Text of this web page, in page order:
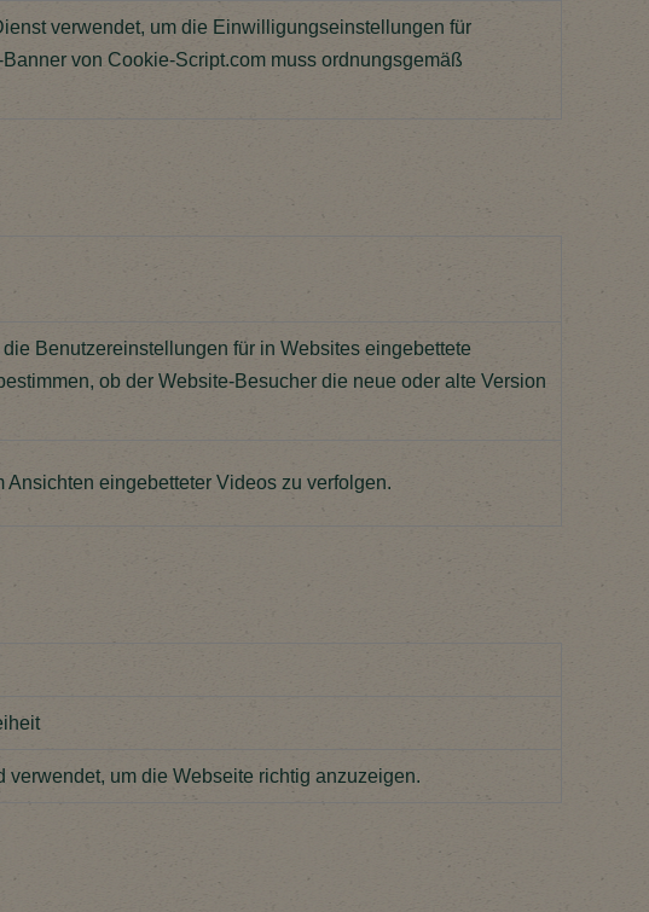
verwendet, um die Einwilligungseinstellungen für
von Cookie-Script.com muss ordnungsgemäß
Benutzereinstellungen für in Websites eingebettete
ob der Website-Besucher die neue oder alte Version
eingebetteter Videos zu verfolgen.
verwendet, um die Webseite richtig anzuzeigen.